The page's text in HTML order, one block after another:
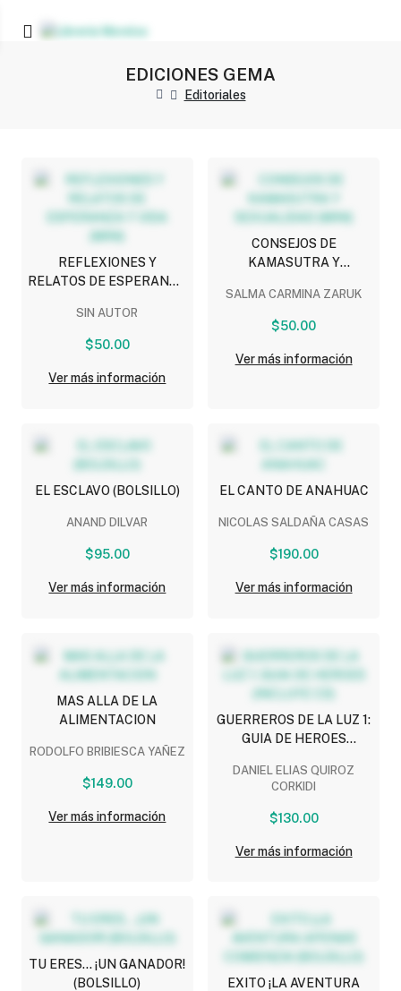
EDICIONES GEMA
Editoriales
REFLEXIONES Y
RELATOS DE ESPERANZA
SIN AUTOR
$50.00
Ver más información
CONSEJOS DE
KAMASUTRA Y
SALMA CARMINA ZARUK
$50.00
Ver más información
EL ESCLAVO (BOLSILLO)
ANAND DILVAR
$95.00
Ver más información
EL CANTO DE ANAHUAC
NICOLAS SALDAÑA CASAS
$190.00
Ver más información
MAS ALLA DE LA
ALIMENTACION
RODOLFO BRIBIESCA YAÑEZ
$149.00
Ver más información
GUERREROS DE LA LUZ 1:
GUIA DE HEROES
DANIEL ELIAS QUIROZ
CORKIDI
$130.00
Ver más información
TU ERES... ¡UN GANADOR!
(BOLSILLO)
EXITO ¡LA AVENTURA